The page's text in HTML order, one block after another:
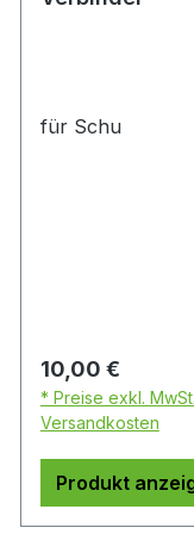
für Schu
Regulärer Preis:
10,00 €
* Preise exkl.
Versandkosten
Produkt